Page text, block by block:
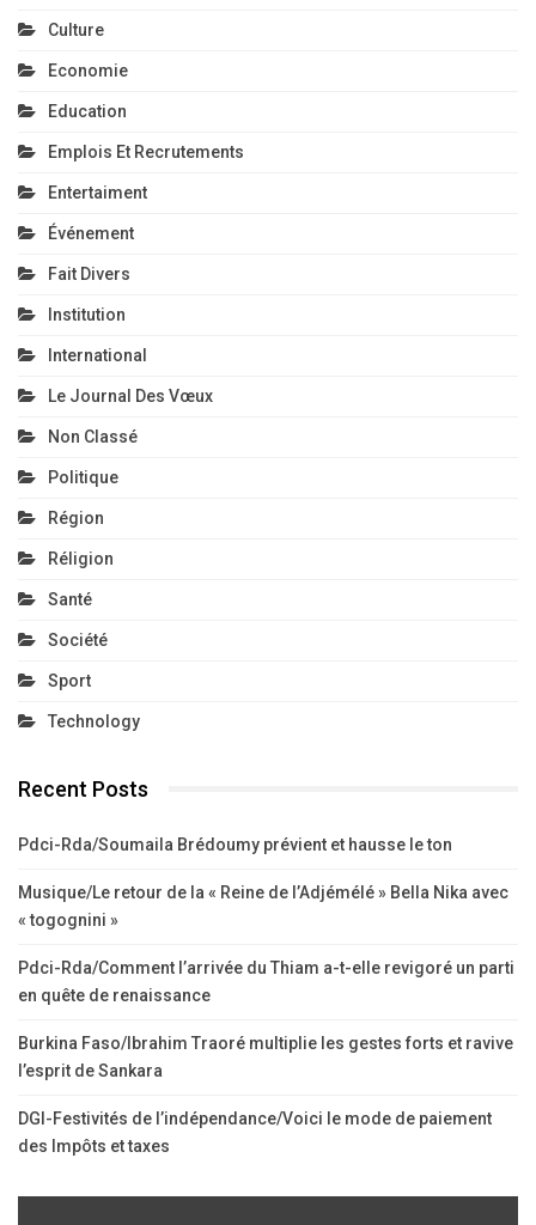
Culture
Economie
Education
Emplois Et Recrutements
Entertaiment
Événement
Fait Divers
Institution
International
Le Journal Des Vœux
Non Classé
Politique
Région
Réligion
Santé
Société
Sport
Technology
Recent Posts
Pdci-Rda/Soumaila Brédoumy prévient et hausse le ton
Musique/Le retour de la « Reine de l’Adjémélé » Bella Nika avec
« togognini »
Pdci-Rda/Comment l’arrivée du Thiam a-t-elle revigoré un parti
en quête de renaissance
Burkina Faso/Ibrahim Traoré multiplie les gestes forts et ravive
l’esprit de Sankara
DGI-Festivités de l’indépendance/Voici le mode de paiement
des Impôts et taxes